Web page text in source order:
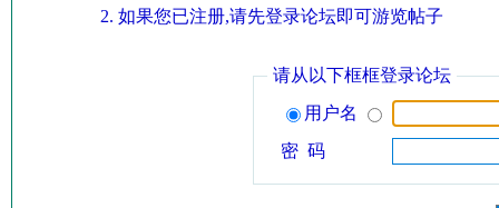
如果您已注册,请先登录论坛即可游览帖子
请从以下框框登录论坛
用户名
密 码